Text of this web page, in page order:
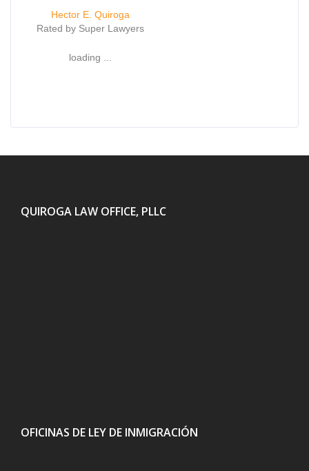
Hector E. Quiroga
Rated by Super Lawyers
loading ...
QUIROGA LAW OFFICE, PLLC
OFICINAS DE LEY DE INMIGRACIÓN